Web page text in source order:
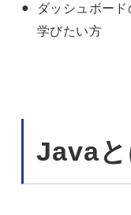
ダッシュボー
学びたい方
Javaと